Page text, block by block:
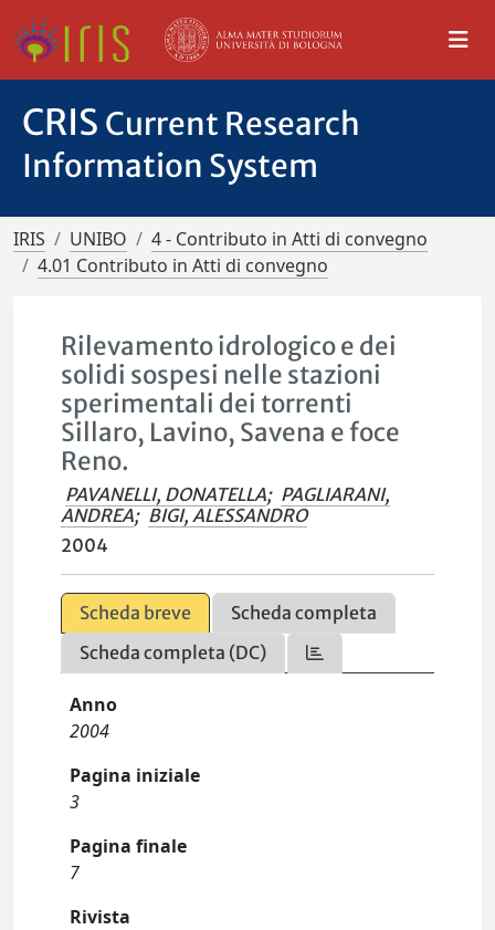
CRIS Current Research
Information System
IRIS UNIBO
4 - Contributo in Atti di convegno
4.01 Contributo in Atti di convegno
Rilevamento idrologico e dei
solidi sospesi nelle stazioni
sperimentali dei torrenti
Sillaro, Lavino, Savena e foce
Reno.
PAVANELLI, DONATELLA; PAGLIARANI,
ANDREA; BIGI, ALESSANDRO
2004
Scheda breve
Scheda completa
Scheda completa (DC)
Anno
2004
Pagina iniziale
3
Pagina finale
7
Rivista